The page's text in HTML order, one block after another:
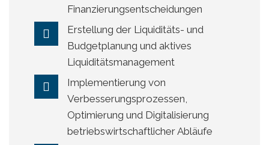
Finanzierungsentscheidungen
Erstellung der Liquiditäts- und
Budgetplanung und aktives
Liquiditätsmanagement
Implementierung von
Verbesserungsprozessen,
Optimierung und Digitalisierung
betriebswirtschaftlicher Abläufe